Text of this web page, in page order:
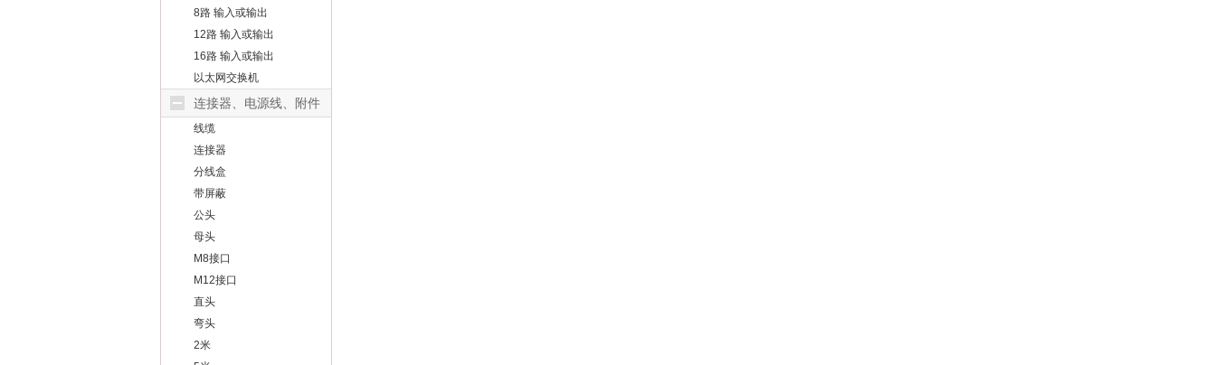
8路 输入或输出
12路 输入或输出
16路 输入或输出
以太网交换机
连接器、电源线、附件
线缆
连接器
分线盒
带屏蔽
公头
母头
M8接口
M12接口
直头
弯头
2米